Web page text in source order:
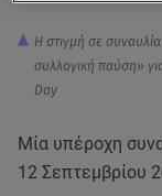
Η στιγμή σε
συλλογική παύση»
Day
Μία υπέροχη
12 Σεπτεμβρίου